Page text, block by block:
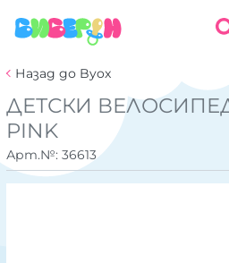
Назад до Byox
ДЕТСКИ ВЕЛОСИПЕД
PINK
Арт.№: 36613